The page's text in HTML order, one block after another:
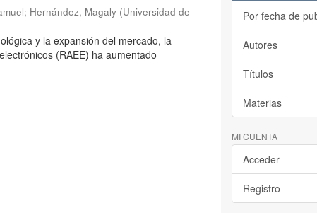
; Hernández, Magaly (Universidad de
y la expansión del mercado, la
(RAEE) ha aumentado
Por fecha de
Autores
Títulos
Materias
MI CUENTA
Acceder
Registro